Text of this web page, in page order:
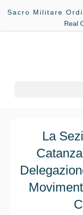
Sacro Militare
Real
La